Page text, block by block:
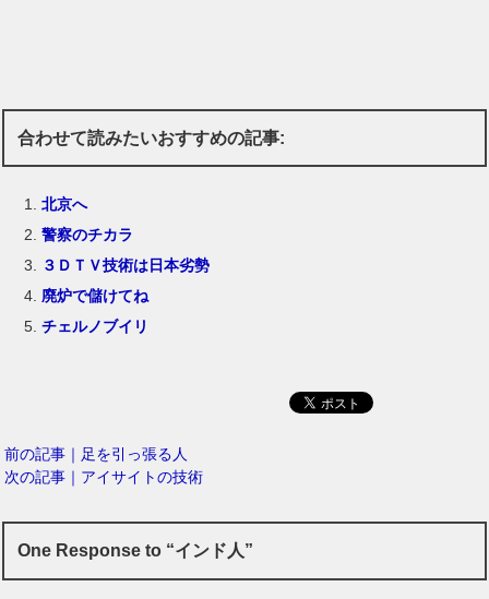
合わせて読みたいおすすめの記事:
北京へ
警察のチカラ
３ＤＴＶ技術は日本劣勢
廃炉で儲けてね
チェルノブイリ
前の記事｜足を引っ張る人
次の記事｜アイサイトの技術
One Response to “インド人”